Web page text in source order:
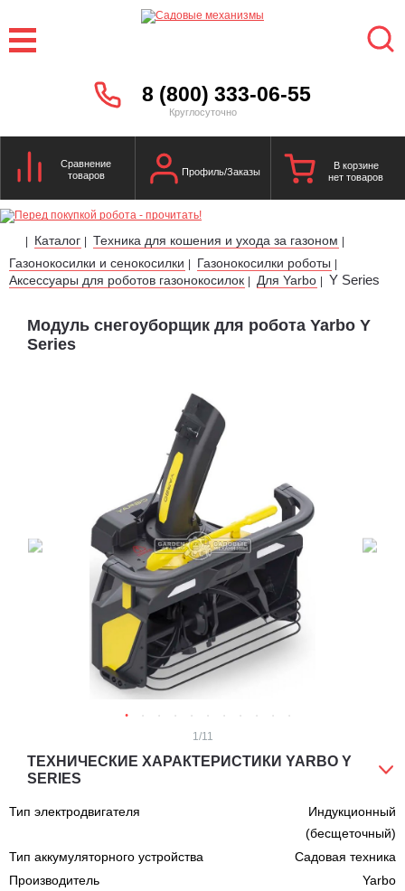
8 (800) 333-06-55
Круглосуточно
Сравнение
товаров
Профиль/Заказы
В корзине
нет товаров
| Каталог | Техника для кошения и ухода за газоном |
Газонокосилки и сенокосилки | Газонокосилки роботы |
Аксессуары для роботов газонокосилок | Для Yarbo | Y Series
Модуль снегоуборщик для робота Yarbo Y
Series
1 /11
ТЕХНИЧЕСКИЕ ХАРАКТЕРИСТИКИ YARBO Y
SERIES
Тип электродвигателя
Индукционный
(бесщеточный)
Тип аккумуляторного устройства
Садовая техника
Производитель
Yarbo